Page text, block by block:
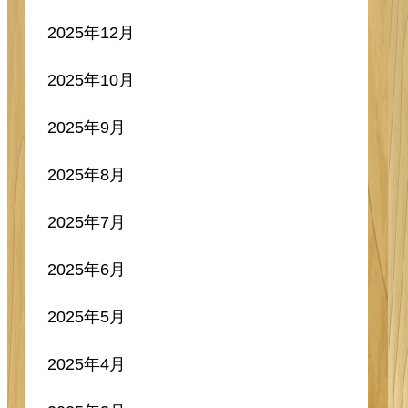
2025年12月
2025年10月
2025年9月
2025年8月
2025年7月
2025年6月
2025年5月
2025年4月